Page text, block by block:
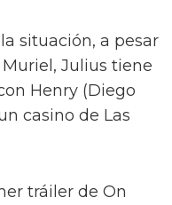
situación, a pesar
Julius tiene
Henry (Diego
casino de Las
tráiler de On